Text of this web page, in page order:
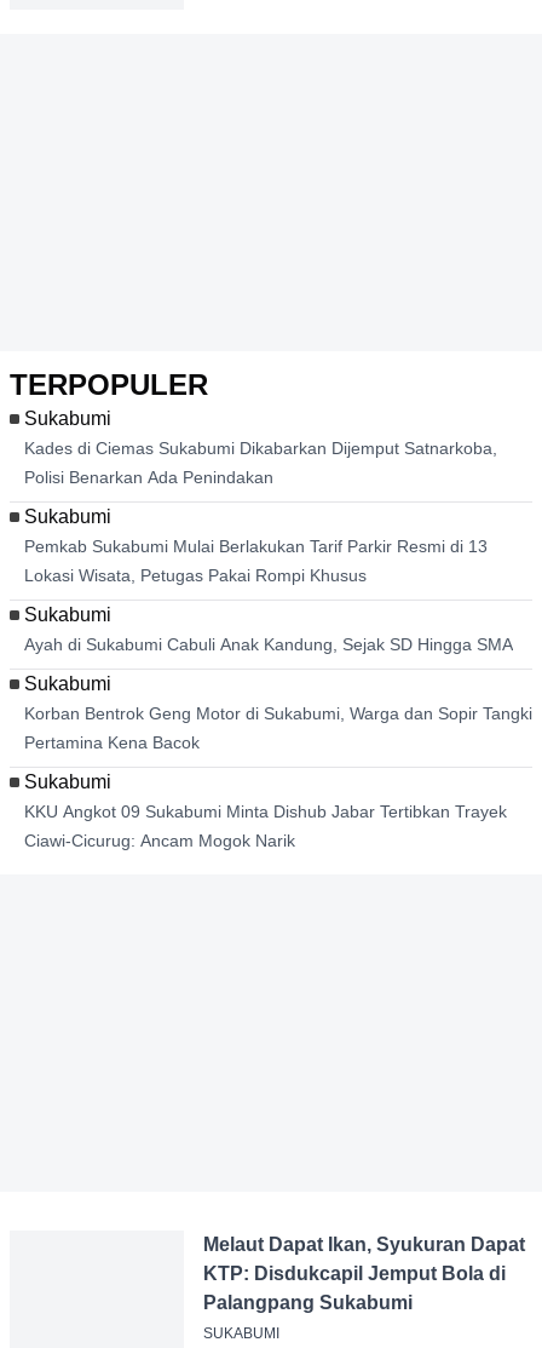
TERPOPULER
Sukabumi
Kades di Ciemas Sukabumi Dikabarkan Dijemput
Satnarkoba, Polisi Benarkan Ada Penindakan
Sukabumi
Pemkab Sukabumi Mulai Berlakukan Tarif Parkir Resmi di 13
Lokasi Wisata, Petugas Pakai Rompi Khusus
Sukabumi
Ayah di Sukabumi Cabuli Anak Kandung, Sejak SD Hingga
SMA
Sukabumi
Korban Bentrok Geng Motor di Sukabumi, Warga dan Sopir
Tangki Pertamina Kena Bacok
Sukabumi
KKU Angkot 09 Sukabumi Minta Dishub Jabar Tertibkan
Melaut Dapat Ikan, Syukuran
Dapat KTP: Disdukcapil Jemput
Bola di Palangpang Sukabumi